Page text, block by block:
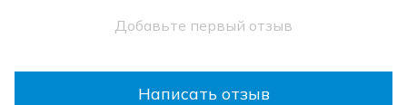
Добавьте первый отзыв
Написать отзыв